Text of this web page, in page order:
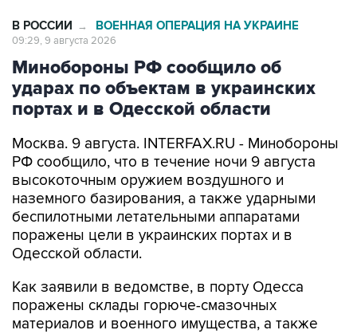
В РОССИИ → ВОЕННАЯ ОПЕРАЦИЯ НА УКРАИНЕ
09:29, 9 августа 2026
Минобороны РФ сообщило об
ударах по объектам в украинских
портах и в Одесской области
Москва. 9 августа. INTERFAX.RU - Минобороны
РФ сообщило, что в течение ночи 9 августа
высокоточным оружием воздушного и
наземного базирования, а также ударными
беспилотными летательными аппаратами
поражены цели в украинских портах и в
Одесской области.
Как заявили в ведомстве, в порту Одесса
поражены склады горюче-смазочных
материалов и военного имущества, а также